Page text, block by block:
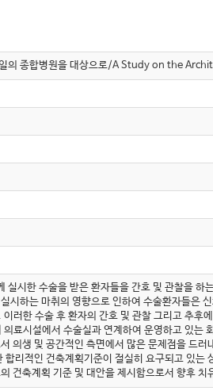
일의 종합병원을 대상으로/A Study on the
시한 수술을 받은 환자들을 간호 및 관찰을 하
시하는 마취의 영향으로 인하여 수술환자들은
러한 수술 후 환자의 간호 및 관찰 그리고 추
료시설에서 수술실과 연계하여 운영하고 있
의생 및 공간적인 측면에서 많은 문제점을 드
리적인 건축계획기준이 절실히 요구되고 있는
건축계획 기준 및 대안을 제시함으로서 향후